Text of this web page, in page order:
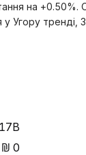
на +0.50%.
у Угору тренді,
0